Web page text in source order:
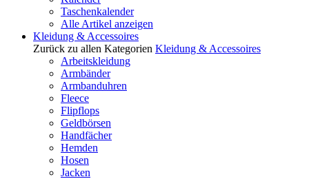
Taschenkalender
Alle Artikel anzeigen
Kleidung & Accessoires
Zurück zu allen Kategorien Kleidung & Accessoires
Arbeitskleidung
Armbänder
Armbanduhren
Fleece
Flipflops
Geldbörsen
Handfächer
Hemden
Hosen
Jacken